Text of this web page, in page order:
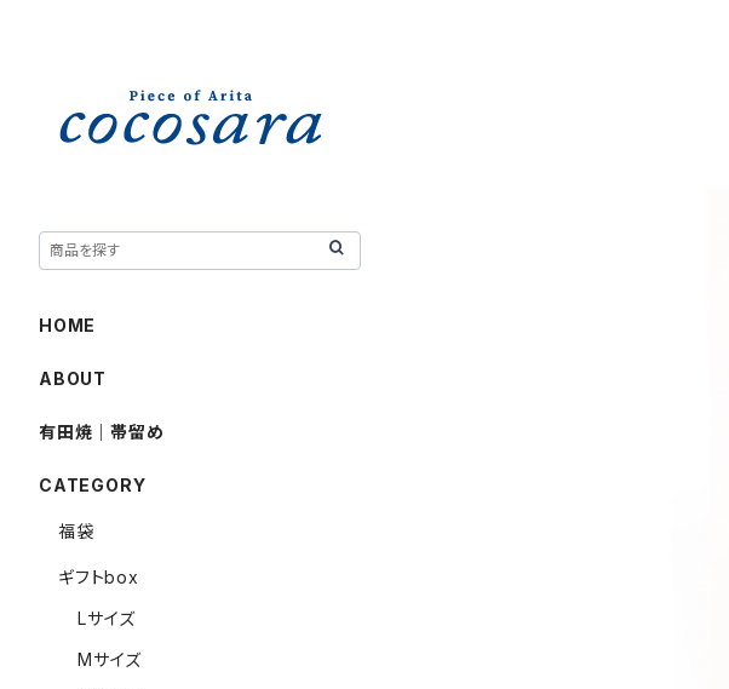
HOME
ABOUT
有田焼｜帯留め
CATEGORY
福袋
ギフトbox
Lサイズ
Mサイズ